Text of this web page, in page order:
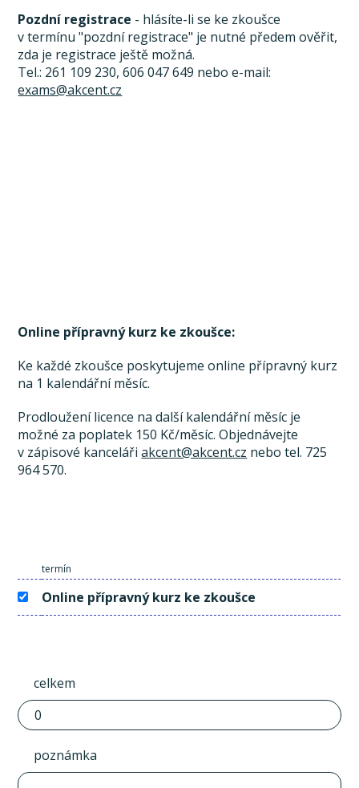
Pozdní registrace - hlásíte-li se ke zkoušce
v termínu "pozdní registrace" je nutné předem ověřit,
zda je registrace ještě možná.
Tel.: 261 109 230, 606 047 649 nebo e-mail:
exams@akcent.cz
Online přípravný kurz ke zkoušce:
Ke každé zkoušce poskytujeme online přípravný kurz
na 1 kalendářní měsíc.
Prodloužení licence na další kalendářní měsíc je
možné za poplatek 150 Kč/měsíc. Objednávejte
v zápisové kancelářiakcent@akcent.cz nebo tel. 725
964 570.
termín
Online přípravný kurz ke zkoušce
celkem
poznámka